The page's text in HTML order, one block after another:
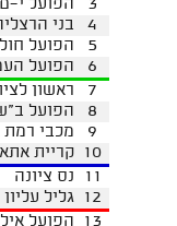
הפועל י-ם
3
בני
4
הפועל
5
הפועל
6
ראשון
7
הפועל
8
מכבי רמת
9
קריית אתא 10
נס ציונה
11
גליל עליון 12